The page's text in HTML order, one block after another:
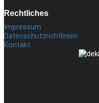
Rechtliches
Impressum
Datenschutzrichtlinien
Kontakt